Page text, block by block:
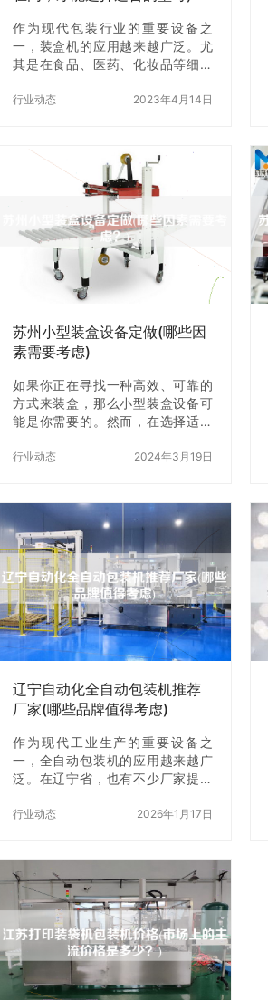
作为现代包装行业的重要设备之
一，装盒机的应用越来越广泛。尤
其是在食品、医药、化妆品等细分
长。而在苏州这样的制造业强省，
盒机的用户来说，如何选择适合自
己的型号呢？下面，我们就来探讨
一下，选购苏州装盒机需要考虑哪
些因素。 一、生产规模 首先，选择
装盒机的型号需要考虑到自己的生
产规模。因为不同型号的装盒机，
其生产速度和效率都是不同的。如
果生产规模比较小，那么选择一款
速度较慢的装盒机就可以满足需
行业动态 2023年4月14日
苏州小型装盒设备定做(哪些因
素需要考虑)
如果你正在寻找一种高效、可靠的
方式来装盒，那么小型装盒设备可
能是你需要的。然而，在选择适合
需要考虑。本文将会介绍这些因素
力。你需要知道你需要一天生产多
少盒子，以及你需要多快的速度来
完成这个任务。这将有助于你确定
你需要的设备的规格和大小。 2. 设
备大小 设备大小是另一个需要考虑
的因素。你需要确保你的设备可以
适应你的工厂或生产线的大小。另
外，你需要确保你的设备可以轻松
地移动和存储。 3. 产品尺寸 你需…
行业动态 2024年3月19日
辽宁自动化全自动包装机推荐
厂家(哪些品牌值得考虑)
作为现代工业生产的重要设备之
一，全自动包装机的应用越来越广
泛。在辽宁省，也有不少厂家提供
是，面对众多的厂家和品牌，该如
得考虑的辽宁自动化全自动包装机
厂家。 一、辽宁华夏自动化有限公
司 辽宁华夏自动化有限公司是一家
专业从事全自动包装机研发、设
计、生产和X的高新技术企业。公司
拥有一支技术力量雄厚的研发团队
和一批经验丰富的生产工人，致力
于为客户提供高质量、高效率、高
行业动态 2026年1月17日